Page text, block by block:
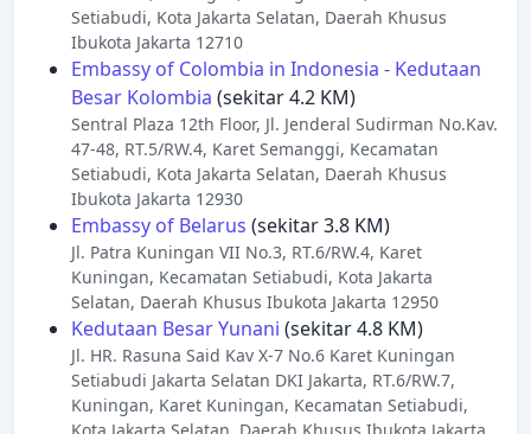
Setiabudi, Kota Jakarta Selatan, Daerah Khusus
Ibukota Jakarta 12710
Embassy of Colombia in Indonesia - Kedutaan
Besar Kolombia (sekitar 4.2 KM)
Sentral Plaza 12th Floor, Jl. Jenderal Sudirman No.Kav.
47-48, RT.5/RW.4, Karet Semanggi, Kecamatan
Setiabudi, Kota Jakarta Selatan, Daerah Khusus
Ibukota Jakarta 12930
Embassy of Belarus (sekitar 3.8 KM)
Jl. Patra Kuningan VII No.3, RT.6/RW.4, Karet
Kuningan, Kecamatan Setiabudi, Kota Jakarta
Selatan, Daerah Khusus Ibukota Jakarta 12950
Kedutaan Besar Yunani (sekitar 4.8 KM)
Jl. HR. Rasuna Said Kav X-7 No.6 Karet Kuningan
Setiabudi Jakarta Selatan DKI Jakarta, RT.6/RW.7,
Kuningan, Karet Kuningan, Kecamatan Setiabudi,
Kota Jakarta Selatan, Daerah Khusus Ibukota Jakarta